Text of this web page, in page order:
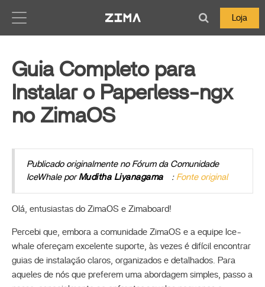
Loja
Guia Completo para
Instalar o Paperless-ngx
no ZimaOS
Publicado originalmente no Fórum da Comunidade
IceWhale por Muditha Liyanagama : Fonte original
Olá, entusiastas do ZimaOS e Zimaboard!
Percebi que, embora a comunidade ZimaOS e a equipe Ice-
whale ofereçam excelente suporte, às vezes é difícil encontrar
guias de instalação claros, organizados e detalhados. Para
aqueles de nós que preferem uma abordagem simples, passo a